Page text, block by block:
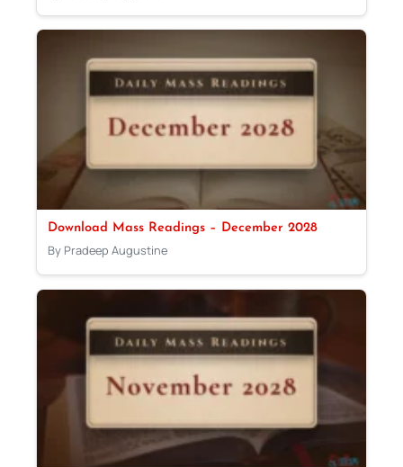
Download Mass Readings – December 2028
By Pradeep Augustine